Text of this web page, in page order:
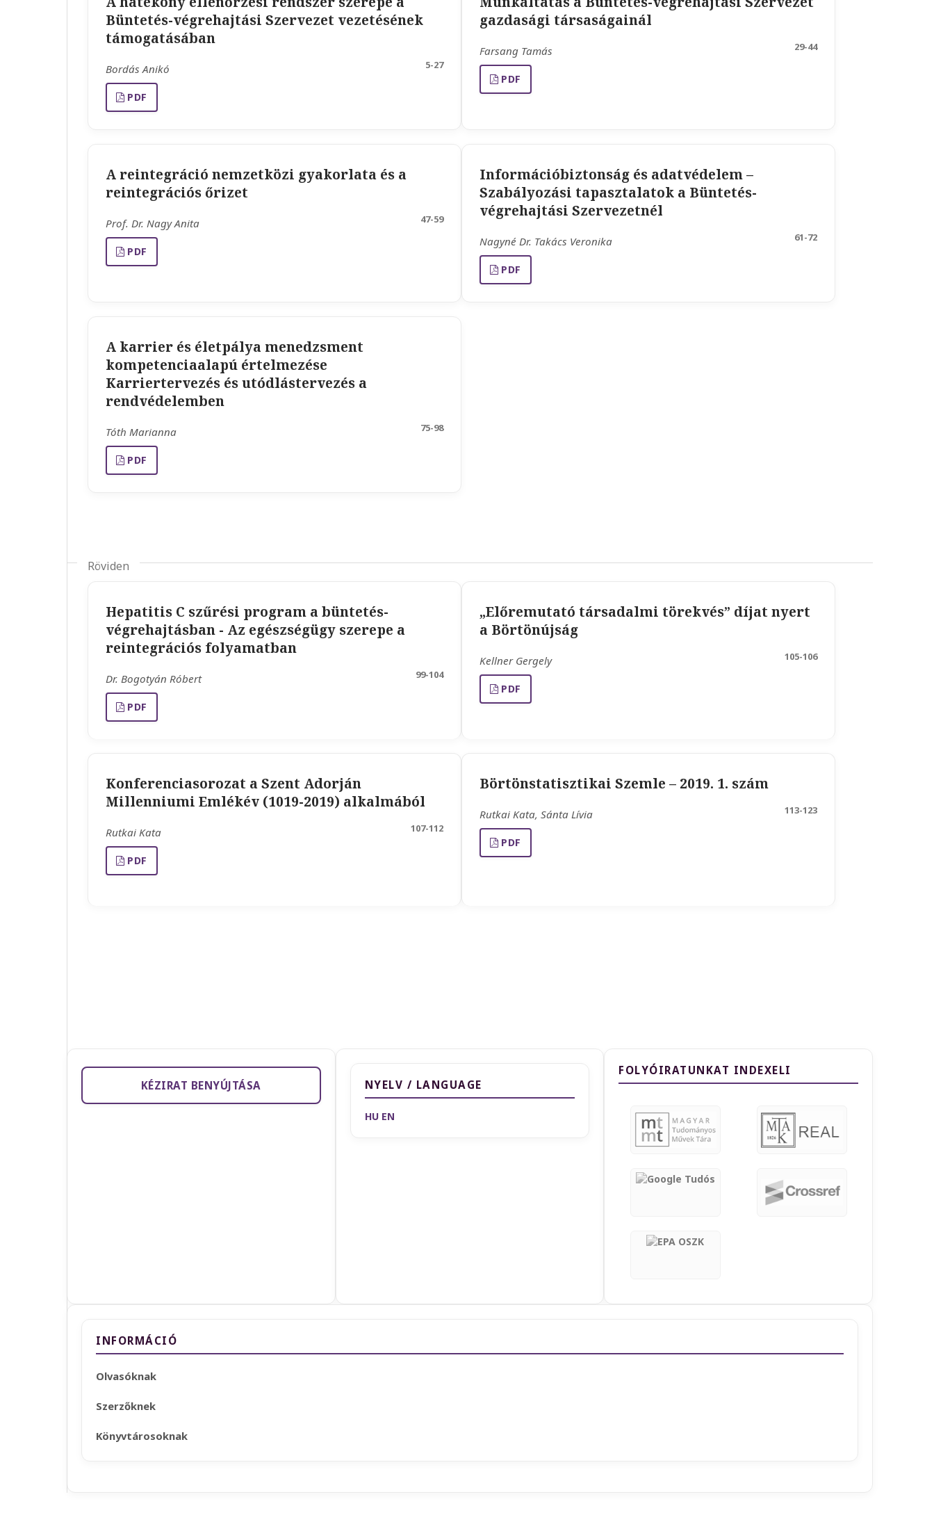
Büntetés-végrehajtási Szervezet vezetésének
támogatásában
Bordás Anikó 5-27
PDF
gazdasági társaságainál
Farsang Tamás 29-44
PDF
A reintegráció nemzetközi gyakorlata és a
reintegrációs őrizet
Prof. Dr. Nagy Anita 47-59
PDF
Információbiztonság és adatvédelem –
Szabályozási tapasztalatok a Büntetés-
végrehajtási Szervezetnél
Nagyné Dr. Takács Veronika 61-72
PDF
A karrier és életpálya menedzsment
kompetenciaalapú értelmezése
Karriertervezés és utódlástervezés a
rendvédelemben
Tóth Marianna 75-98
PDF
Röviden
Hepatitis C szűrési program a büntetés-
végrehajtásban - Az egészségügy szerepe a
reintegrációs folyamatban
Dr. Bogotyán Róbert 99-104
PDF
„Előremutató társadalmi törekvés” díjat nyert
a Börtönújság
Kellner Gergely 105-106
PDF
Konferenciasorozat a Szent Adorján
Millenniumi Emlékév (1019-2019) alkalmából
Rutkai Kata 107-112
PDF
Börtönstatisztikai Szemle – 2019. 1. szám
Rutkai Kata, Sánta Lívia 113-123
PDF
KÉZIRAT BENYÚJTÁSA NYELV / LANGUAGE
HU EN
FOLYÓIRATUNKAT INDEXELI
INFORMÁCIÓ
Olvasóknak
Szerzőknek
Könyvtárosoknak